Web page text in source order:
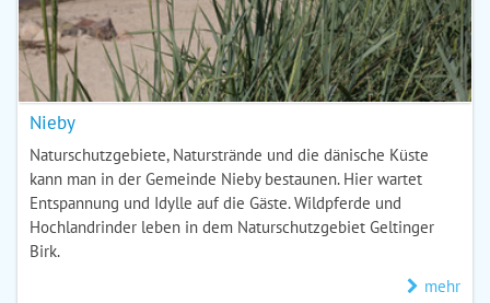
Nieby
Naturschutzgebiete, Naturstrände und die dänische Küste
kann man in der Gemeinde Nieby bestaunen. Hier wartet
Entspannung und Idylle auf die Gäste. Wildpferde und
Hochlandrinder leben in dem Naturschutzgebiet Geltinger
Birk.
mehr